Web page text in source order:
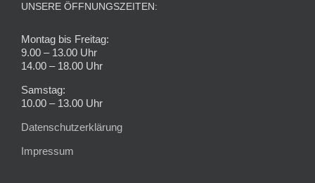
UNSERE ÖFFNUNGSZEITEN:
Montag bis Freitag:
9.00 – 13.00 Uhr
14.00 – 18.00 Uhr
Samstag:
10.00 – 13.00 Uhr
Datenschutzerklärung
Impressum